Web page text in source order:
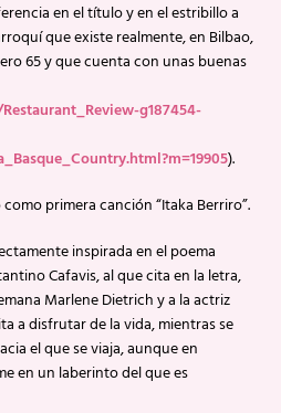
en el título y en el estribillo a
que existe realmente, en Bilbao,
65 y que cuenta con unas buenas
g187454-
).
primera canción “Itaka Berriro”.
inspirada en el poema
Cafavis, al que cita en la letra,
Marlene Dietrich y a la actriz
a disfrutar de la vida, mientras se
el que se viaja, aunque en
en un laberinto del que es